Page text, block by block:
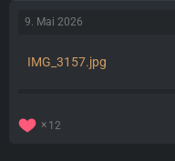
9. Mai 2026
IMG_3157.jpg
12